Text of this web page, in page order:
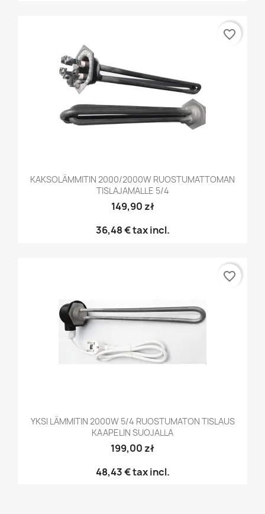
KAKSOLÄMMITIN 2000/2000W RUOSTUMATTOMAN
TISLAJAMALLE 5/4
149,90 zł
36,48 €tax incl.
favorite_border
YKSI LÄMMITIN 2000W 5/4 RUOSTUMATON TISLAUS
KAAPELIN SUOJALLA
199,00 zł
48,43 €tax incl.
favorite_border